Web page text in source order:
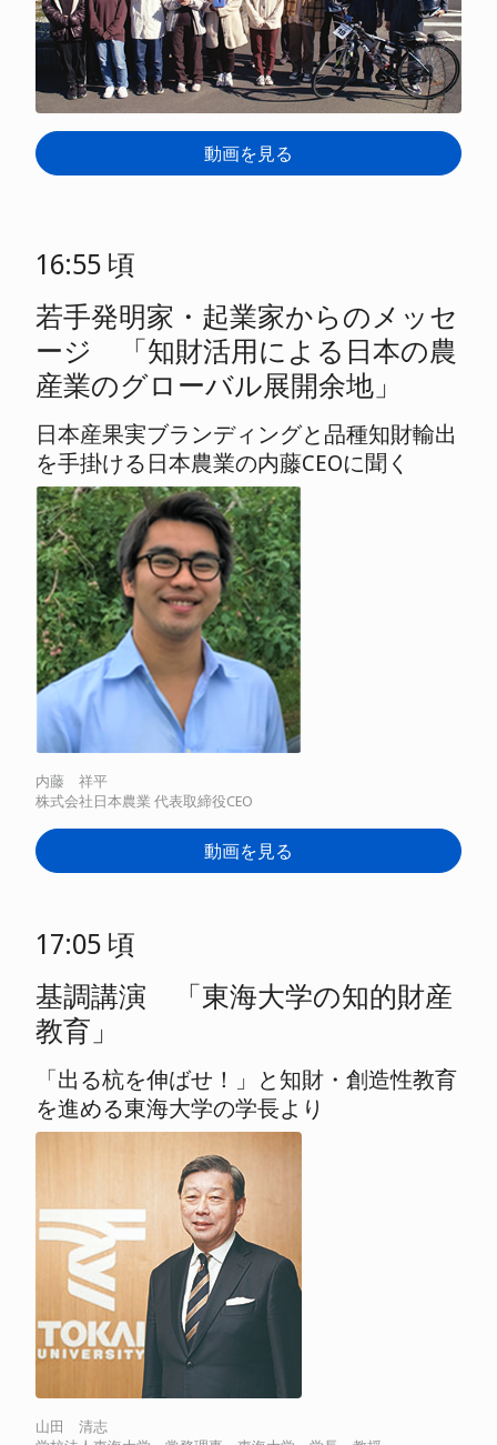
動画を見る
16:55 頃
若手発明家・起業家からのメッセ
ージ 「知財活用による日本の農
産業のグローバル展開余地」
日本産果実ブランディングと品種知財輸出
を手掛ける日本農業の内藤CEOに聞く
内藤 祥平
株式会社日本農業 代表取締役CEO
動画を見る
17:05 頃
基調講演 「東海大学の知的財産
教育」
「出る杭を伸ばせ！」と知財・創造性教育
を進める東海大学の学長より
山田 清志